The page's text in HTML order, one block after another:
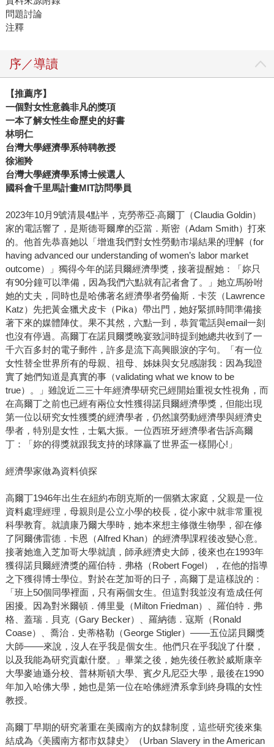
問題討論
注釋
序／導讀
【推薦序】
一個對女性意義非凡的獎項
一本了解女性生命歷史的好書
林明仁
台灣大學經濟學系特聘教授
徐湘羚
台灣大學經濟學系博士候選人
國科會千里馬計畫MIT訪問學員
2023年10月9號清晨4點半，克勞蒂亞‧高爾丁（Claudia Goldin）
家的電話響了，是斯德哥爾摩的亞當．斯密（Adam Smith）打來
的。他首先恭喜她以「增進我們對女性勞動市場結果的理解（for
having advanced our understanding of women’s labor market
outcome）」獨得今年的諾貝爾經濟學獎，接著提醒她：「妳只
有90分鐘可以準備，因為我們六點就有記者會了。」她立馬吩咐
她的丈夫，同時也是哈佛著名經濟學者勞倫斯．卡茨（Lawrence
Katz）先把黃金獵犬皮卡（Pika）帶出門，她好緊抓時間準備接
著下來的媒體陣仗。果不其然，六點一到，恭賀電話與email一刻
也沒有停過。高爾丁在諾貝爾獎晚宴致詞時提到她總共收到了一
千六百多封的電子郵件，許多是流下高興眼淚的字句。「有一位
女性替全世界所有的母親、祖母、姊妹與女兒感謝我：因為我證
實了她們知道是真實的事（validating what we know to be
true）。」雖說近二三十年經濟學研究已經開始重視女性視角，而
在高爾丁之前也已經有兩位女性獲得諾貝爾經濟學獎，但能出現
第一位以研究女性獲獎的經濟學者，仍然讓勞動經濟學與經濟史
學者，特別是女性，士氣大振。一位西班牙經濟學者告訴高爾
丁：「妳的得獎就跟我支持的球隊贏了世界盃一樣開心!」
經濟學家做為資料偵探
高爾丁1946年出生在紐約布朗克斯的一個猶太家庭，父親是一位
資料處理經理，母親則是公立小學的校長，從小家中就非常重視
科學教育。就讀康乃爾大學時，她本來想主修微生物學，卻在修
了阿爾佛雷德．卡恩（Alfred Khan）的經濟學課程後改變心意。
接著她進入芝加哥大學就讀，師承經濟史大師，後來也在1993年
獲得諾貝爾經濟獎的羅伯特．弗格（Robert Fogel），在他的指導
之下獲得博士學位。對於在芝加哥的日子，高爾丁是這樣說的：
「班上50個同學裡面，只有兩個女生。但這對我並沒有造成任何
困擾。因為對米爾頓．傅里曼（Milton Friedman）、羅伯特．弗
格、蓋瑞．貝克（Gary Becker）、羅納德．寇斯（Ronald
Coase）、喬治．史蒂格勒（George Stigler）––––五位諾貝爾獎
大師––––來說，沒人在乎我是個女生。他們只在乎我說了什麼，
以及我能為研究貢獻什麼。」畢業之後，她先後任教於威斯康辛
大學麥迪遜分校、普林斯頓大學、賓夕凡尼亞大學，最後在1990
年加入哈佛大學，她也是第一位在哈佛經濟系拿到終身職的女性
教授。
高爾丁早期的研究著重在美國南方的奴隸制度，這些研究後來集
結成為《美國南方都市奴隸史》（Urban Slavery in the American